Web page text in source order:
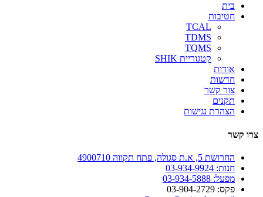
בית
חטיבות
TCAL
TDMS
TQMS
קטגוריית SHIK
אודות
חדשות
צור קשר
תקנים
הצהרת נגישות
צרו קשר
החרושת 5, א.ת סגולה, פתח תקווה 4900710
חנות: 03-934-9924
מפעל: 03-934-5888
פקס: 03-904-2729